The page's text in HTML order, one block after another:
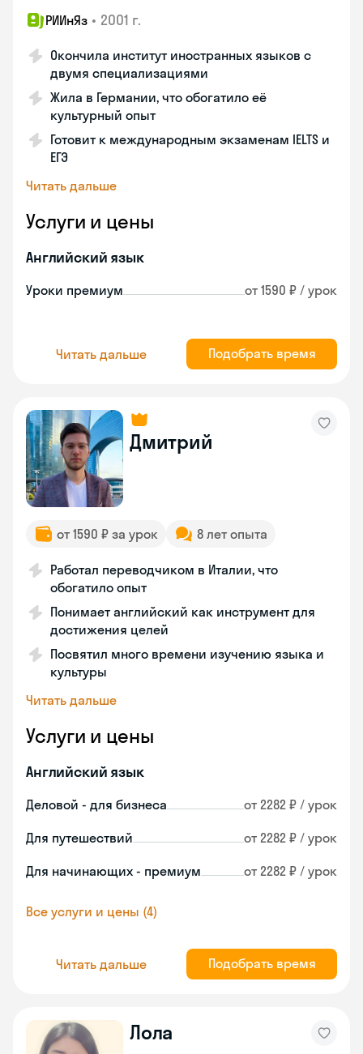
РИИнЯз • 2001 г.
Окончила институт иностранных языков с
двумя специализациями
Жила в Германии, что обогатило её
культурный опыт
Готовит к международным экзаменам IELTS и
ЕГЭ
Читать дальше
Услуги и цены
Английский язык
Уроки премиум от 1590 ₽ / урок
Читать дальше Подобрать время
Дмитрий
от 1590 ₽ за урок 8 лет опыта
Работал переводчиком в Италии, что
обогатило опыт
Понимает английский как инструмент для
достижения целей
Посвятил много времени изучению языка и
культуры
Читать дальше
Услуги и цены
Английский язык
Деловой - для бизнеса от 2282 ₽ / урок
Для путешествий от 2282 ₽ / урок
Для начинающих - премиум от 2282 ₽ / урок
Все услуги и цены (4)
Читать дальше Подобрать время
Лола